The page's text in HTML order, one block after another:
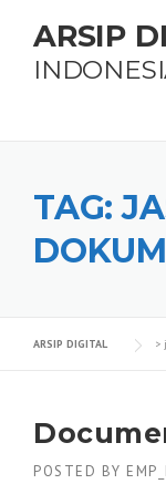
content
ARSIP
TAG:
ARSIP DIGITAL >
POSTED BY